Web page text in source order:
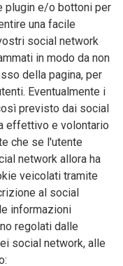
plugin e/o bottoni per
una facile
social network
in modo da non
della pagina, per
Eventualmente i
previsto dai social
effettivo e volontario
che se l'utente
network allora ha
veicolati tramite
al social
informazioni
regolati dalle
social network, alle